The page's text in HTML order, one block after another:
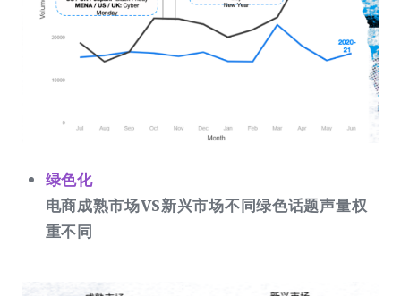
绿色化
电商成熟市场VS新兴市场不同绿色话题声量权
重不同